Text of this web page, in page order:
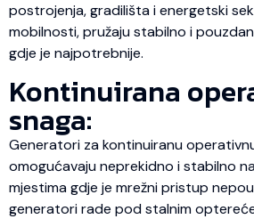
postrojenja, gradilišta i energetski
mobilnosti, pružaju stabilno i
gdje je najpotrebnije.
Kontinuirana
snaga:
Generatori za kontinuiranu
omogućavaju neprekidno i stabilno
mjestima gdje je mrežni pristup
generatori rade pod stalnim